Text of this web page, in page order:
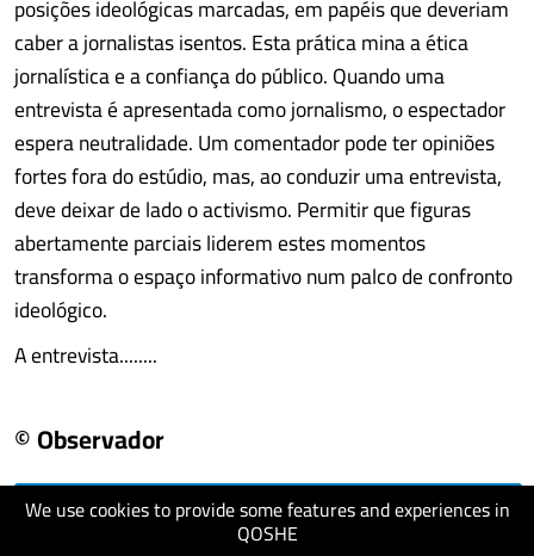
We use cookies to provide some features and experiences in
QOSHE
posições ideológicas marcadas, em papéis que deveriam
caber a jornalistas isentos. Esta prática mina a ética
jornalística e a confiança do público. Quando uma
entrevista é apresentada como jornalismo, o espectador
espera neutralidade. Um comentador pode ter opiniões
fortes fora do estúdio, mas, ao conduzir uma entrevista,
deve deixar de lado o activismo. Permitir que figuras
abertamente parciais liderem estes momentos
transforma o espaço informativo num palco de confronto
ideológico.
A entrevista........
© Observador
visit website